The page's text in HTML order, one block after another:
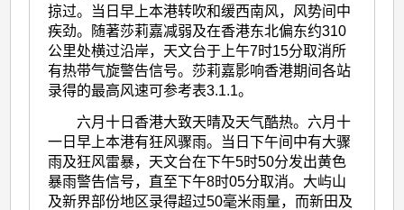
掠过。当日早上本港转吹和缓西南风，风势间中
疾劲。随著莎莉嘉减弱及在香港东北偏东约310
公里处横过沿岸，天文台于上午7时15分取消所
有热带气旋警告信号。莎莉嘉影响香港期间各站
录得的最高风速可参考表3.1.1。
六月十日香港大致天晴及天气酷热。六月十
一日早上本港有狂风骤雨。当日下午间中有大骤
雨及狂风雷暴，天文台在下午5时50分发出黄色
暴雨警告信号，直至下午8时05分取消。大屿山
及新界部份地区录得超过50毫米雨量，而新田及